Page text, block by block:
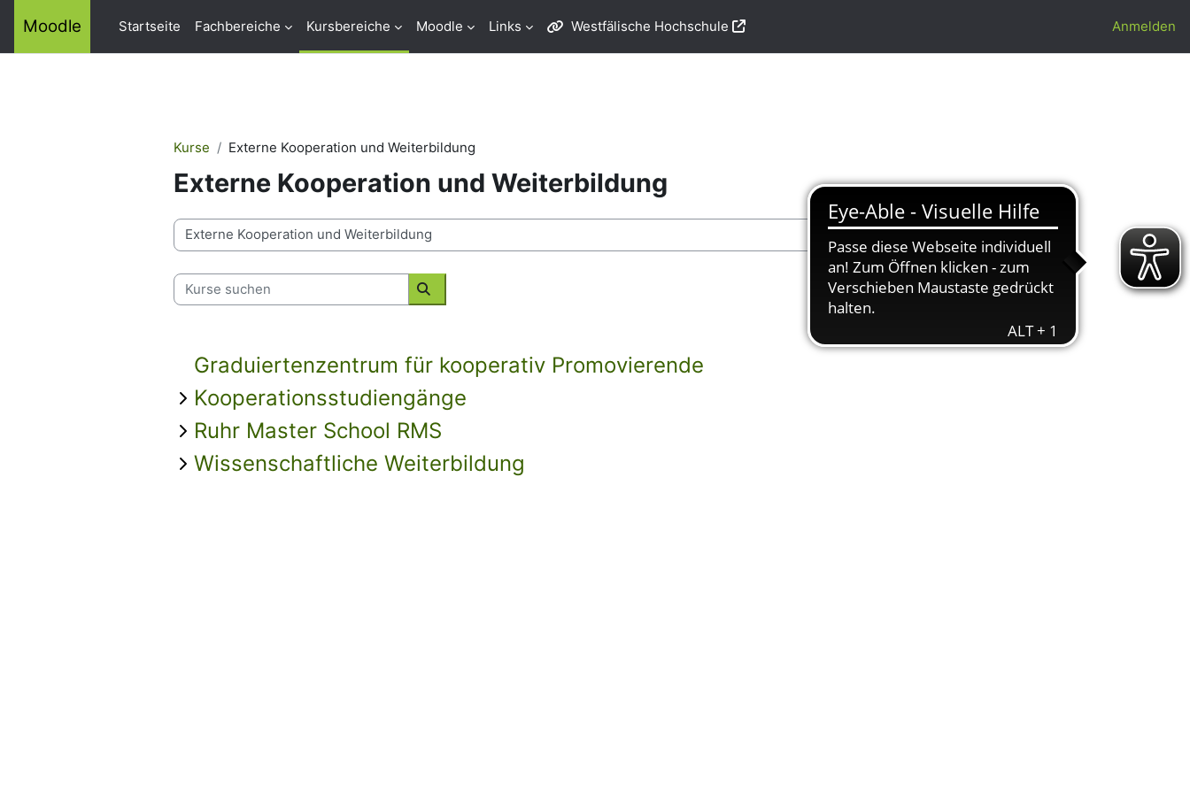
Moodle Startseite Fachbereiche Kursbereiche Moodle Links Westfälische Hochschule Anmelden
Kurse Externe Kooperation und Weiterbildung
Externe Kooperation und Weiterbildung
Kursbereiche
Kurse suchen
Kurse suchen
Alles aufklappen
Graduiertenzentrum für kooperativ Promovierende
Kooperationsstudiengänge
Ruhr Master School RMS
Wissenschaftliche Weiterbildung